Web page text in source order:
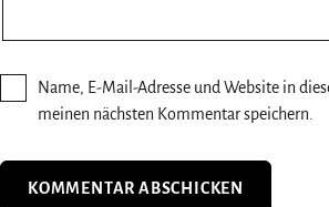
Name, E-Mail-Adresse und Website in
meinen nächsten Kommentar speichern.